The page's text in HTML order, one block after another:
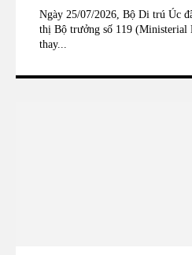
Ngày 25/07/2026, Bộ Di trú Úc
thị Bộ trưởng số 119 (Ministerial
thay...